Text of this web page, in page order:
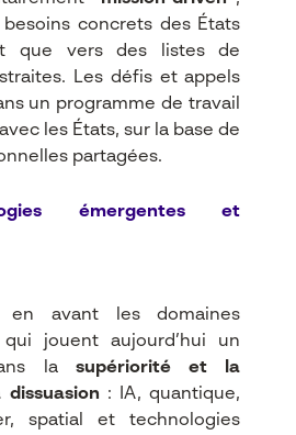
concrets des États
que vers des listes de
Les défis et appels
un programme de travail
les États, sur la base de
partagées.​
émergentes et
avant les domaines
qui jouent aujourd’hui un
la supériorité et la
: IA, quantique,
spatial et technologies